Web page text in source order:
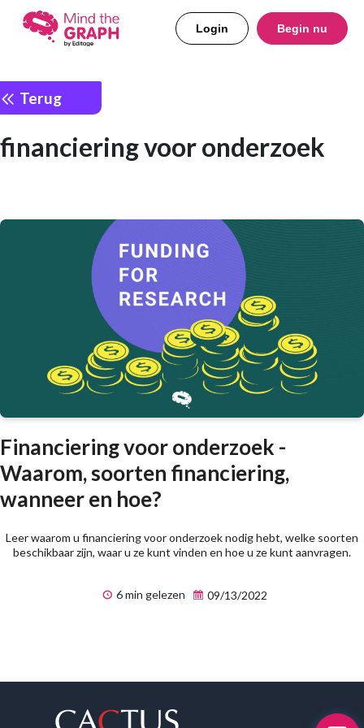
Login Begin nu
Terug
financiering voor onderzoek
Financiering voor onderzoek -
Waarom, soorten financiering,
wanneer en hoe?
Leer waarom u financiering voor onderzoek nodig hebt, welke soorten
beschikbaar zijn, waar u ze kunt vinden en hoe u ze kunt aanvragen.
6 min gelezen 09/13/2022